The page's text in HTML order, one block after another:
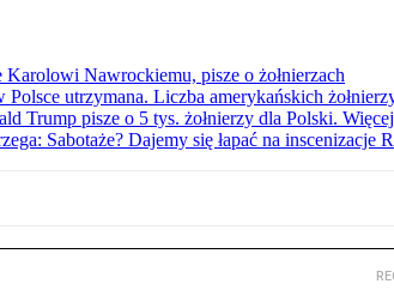
Nawrockiemu, pisze o żołnierzach
utrzymana. Liczba amerykańskich
Trump pisze o 5 tys. żołnierzy dla Polski.
Sabotaże? Dajemy się łapać na inscenizacje